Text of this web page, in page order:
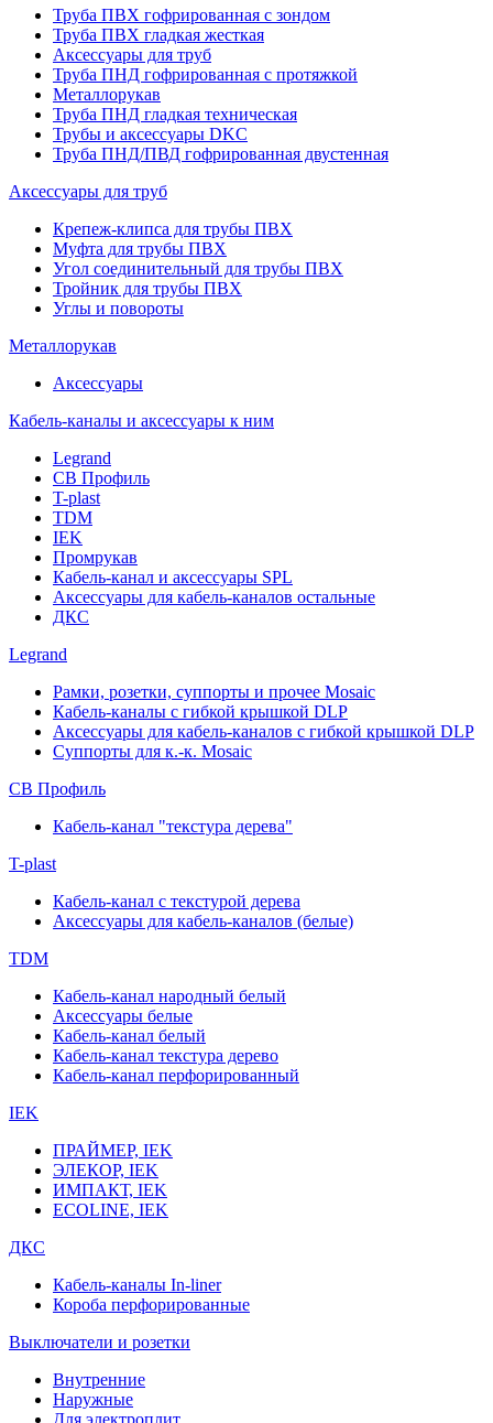
Труба ПВХ гофрированная с зондом
Труба ПВХ гладкая жесткая
Аксессуары для труб
Труба ПНД гофрированная с протяжкой
Металлорукав
Труба ПНД гладкая техническая
Трубы и аксессуары DKC
Труба ПНД/ПВД гофрированная двустенная
Аксессуары для труб
Крепеж-клипса для трубы ПВХ
Муфта для трубы ПВХ
Угол соединительный для трубы ПВХ
Тройник для трубы ПВХ
Углы и повороты
Металлорукав
Аксессуары
Кабель-каналы и аксессуары к ним
Legrand
СВ Профиль
T-plast
TDM
IEK
Промрукав
Кабель-канал и аксессуары SPL
Аксессуары для кабель-каналов остальные
ДКС
Legrand
Рамки, розетки, суппорты и прочее Mosaic
Кабель-каналы с гибкой крышкой DLP
Аксессуары для кабель-каналов с гибкой крышкой DLP
Суппорты для к.-к. Mosaic
СВ Профиль
Кабель-канал "текстура дерева"
T-plast
Кабель-канал с текстурой дерева
Аксессуары для кабель-каналов (белые)
TDM
Кабель-канал народный белый
Аксессуары белые
Кабель-канал белый
Кабель-канал текстура дерево
Кабель-канал перфорированный
IEK
ПРАЙМЕР, IEK
ЭЛЕКОР, IEK
ИМПАКТ, IEK
ECOLINE, IEK
ДКС
Кабель-каналы In-liner
Короба перфорированные
Выключатели и розетки
Внутренние
Наружные
Для электроплит